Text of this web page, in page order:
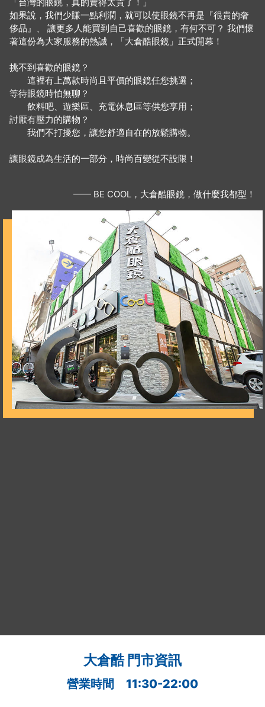
如果說，我們少賺一點利潤，就可以使眼鏡不再是『很貴的奢
侈品』、 讓更多人能買到自己喜歡的眼鏡，有何不可？ 我們懷
著這份為大家服務的熱誠，「大倉酷眼鏡」正式開幕！
挑不到喜歡的眼鏡？
這裡有上萬款時尚且平價的眼鏡任您挑選；
等待眼鏡時怕無聊？
飲料吧、遊樂區、充電休息區等供您享用；
討厭有壓力的購物？
我們不打擾您，讓您舒適自在的放鬆購物。
讓眼鏡成為生活的一部分，時尚百變從不設限！
—— BE COOL，大倉酷眼鏡，做什麼我都型！
大倉酷 門市資訊
營業時間 11:30-22:00